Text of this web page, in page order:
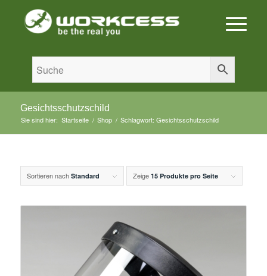
Gesichtsschutzschild
Sie sind hier: Startseite / Shop / Schlagwort: Gesichtsschutzschild
Sortieren nach Standard Zeige 15 Produkte pro Seite